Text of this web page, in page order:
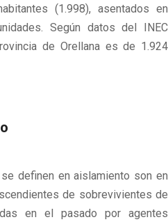
(1.998), asentados en
Según datos del INEC
de Orellana es de 1.924
definen en aislamiento son en
de sobrevivientes de
en el pasado por agentes